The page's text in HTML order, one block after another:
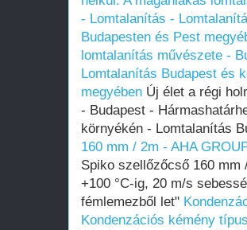
- Lomtalanítás -
Budapesten és Pest
lomtalanítás művészete -
Lomtalanítás Budapest és
megyében Új élet a régi
- Budapest -
környékén - Lomtalanítás
160 mm / 2m - AHA
Spiko szellőzőcső 160 mm
+100 °C-ig, 20 m/s
fémlemezből let"
Kondenzációs kémény